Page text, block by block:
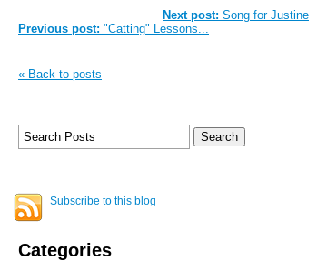
Next post: Song for Justine
Previous post: "Catting" Lessons...
« Back to posts
Subscribe to this blog
Categories